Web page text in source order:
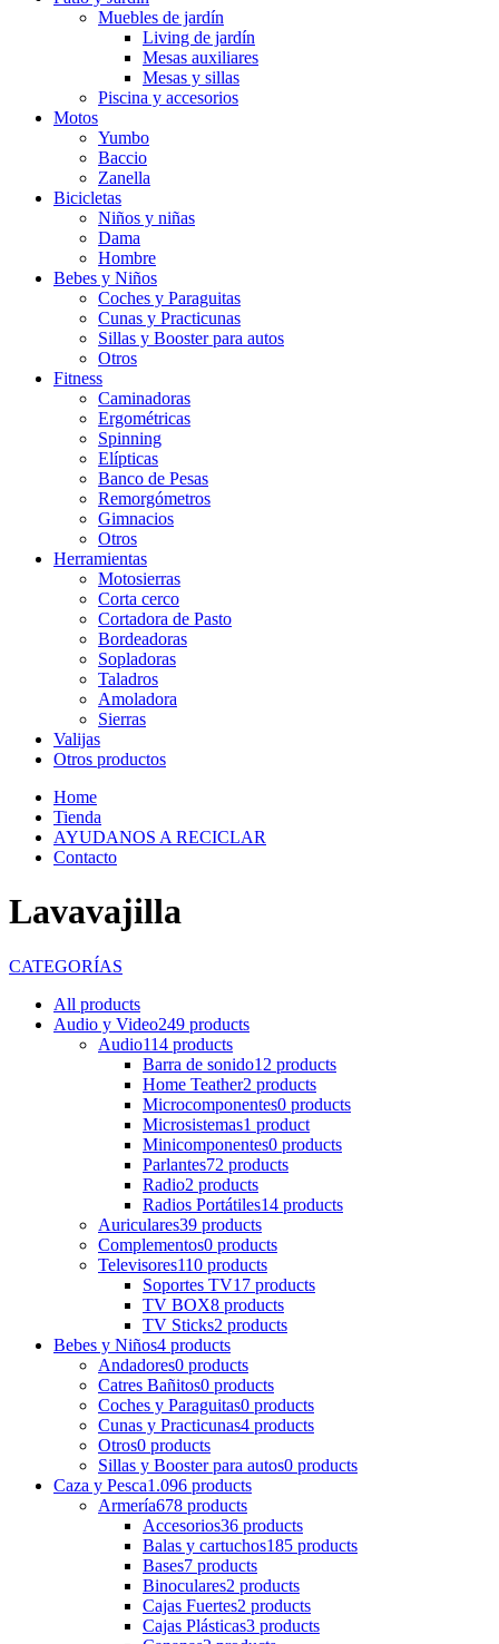
Muebles de jardín
Living de jardín
Mesas auxiliares
Mesas y sillas
Piscina y accesorios
Motos
Yumbo
Baccio
Zanella
Bicicletas
Niños y niñas
Dama
Hombre
Bebes y Niños
Coches y Paraguitas
Cunas y Practicunas
Sillas y Booster para autos
Otros
Fitness
Caminadoras
Ergométricas
Spinning
Elípticas
Banco de Pesas
Remorgómetros
Gimnacios
Otros
Herramientas
Motosierras
Corta cerco
Cortadora de Pasto
Bordeadoras
Sopladoras
Taladros
Amoladora
Sierras
Valijas
Otros productos
Home
Tienda
AYUDANOS A RECICLAR
Contacto
Lavavajilla
CATEGORÍAS
All products
Audio y Video249 products
Audio114 products
Barra de sonido12 products
Home Teather2 products
Microcomponentes0 products
Microsistemas1 product
Minicomponentes0 products
Parlantes72 products
Radio2 products
Radios Portátiles14 products
Auriculares39 products
Complementos0 products
Televisores110 products
Soportes TV17 products
TV BOX8 products
TV Sticks2 products
Bebes y Niños4 products
Andadores0 products
Catres Bañitos0 products
Coches y Paraguitas0 products
Cunas y Practicunas4 products
Otros0 products
Sillas y Booster para autos0 products
Caza y Pesca1.096 products
Armería678 products
Accesorios36 products
Balas y cartuchos185 products
Bases7 products
Binoculares2 products
Cajas Fuertes2 products
Cajas Plásticas3 products